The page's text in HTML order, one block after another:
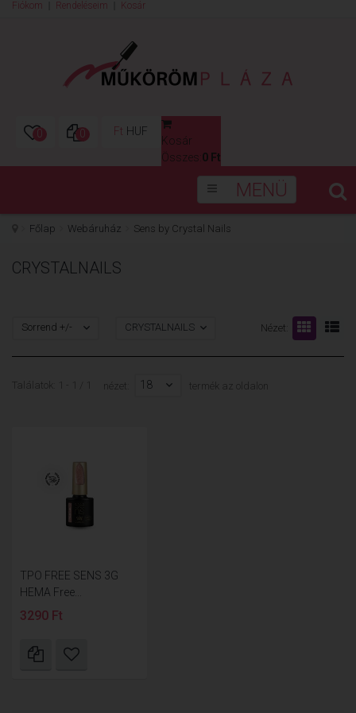
Fiókom Rendeléseim Kosár
0 0 Ft HUF
Kosár
Összes: 0 Ft
MENÜ
Főlap Webáruház Sens by Crystal Nails
CRYSTALNAILS
Nézet:
Sorrend +/- CRYSTALNAILS
Találatok: 1 - 1 / 1 nézet: 18 termék az oldalon
TPO FREE SENS 3G
HEMA Free...
3290 Ft